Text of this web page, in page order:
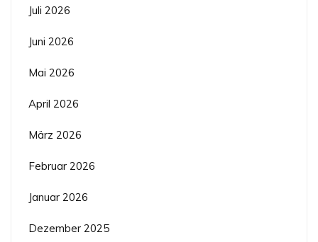
Juli 2026
Juni 2026
Mai 2026
April 2026
März 2026
Februar 2026
Januar 2026
Dezember 2025